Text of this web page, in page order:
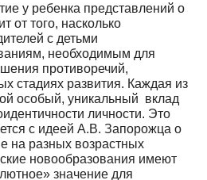
у ребенка представлений о
от того, насколько
с детьми
необходимым для
противоречий,
стадиях развития. Каждая из
особый, уникальный вклад
личности. Это
с идеей А.В. Запорожца о
на разных возрастных
новообразования имеют
значение для